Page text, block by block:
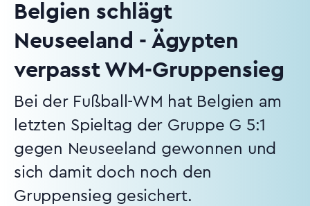
Belgien schlägt
Neuseeland - Ägypten
verpasst WM-Gruppensieg
Bei der Fußball-WM hat Belgien am
letzten Spieltag der Gruppe G 5:1
gegen Neuseeland gewonnen und
sich damit doch noch den
Gruppensieg gesichert.